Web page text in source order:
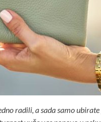
radili, a sada samo